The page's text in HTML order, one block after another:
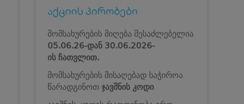
აქციის პირობები
მომსახურების მიღება შესაძლებელია
05.06.26-დან 30.06.2026-
ის ჩათვლით.
მომსახურების მისაღებად საჭიროა
წარადგინოთ ჯავშნის კოდი